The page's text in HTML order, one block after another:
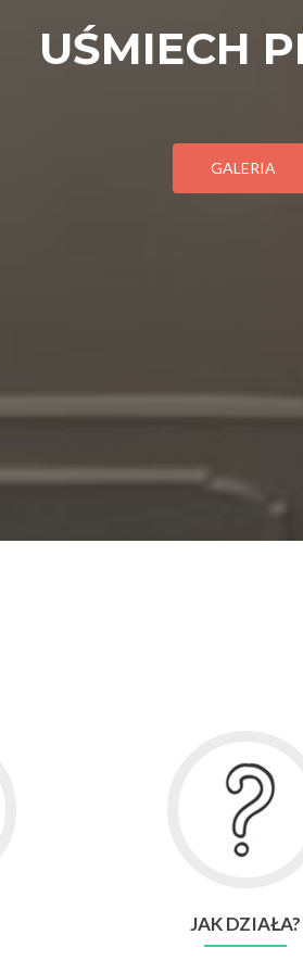
UŚMIECH
GALERIA
to
Jak
działa?
JAK DZIAŁA?